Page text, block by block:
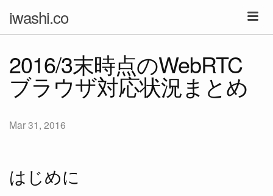
iwashi.co
2016/3末時点のWebRTC
ブラウザ対応状況まとめ
Mar 31, 2016
はじめに